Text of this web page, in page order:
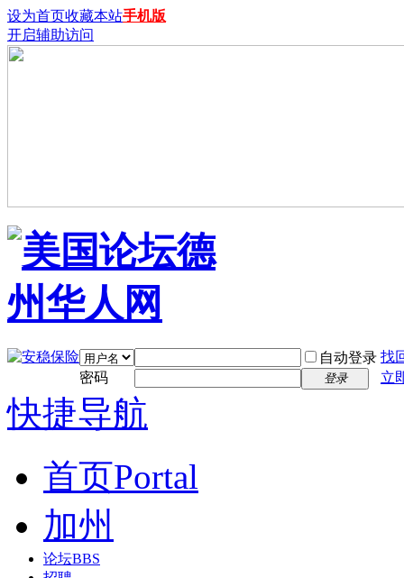
设为首页收藏本站手机版
开启辅助访问
自动登录 找
密码
登录 立
快捷导航
首页Portal
加州
论坛BBS